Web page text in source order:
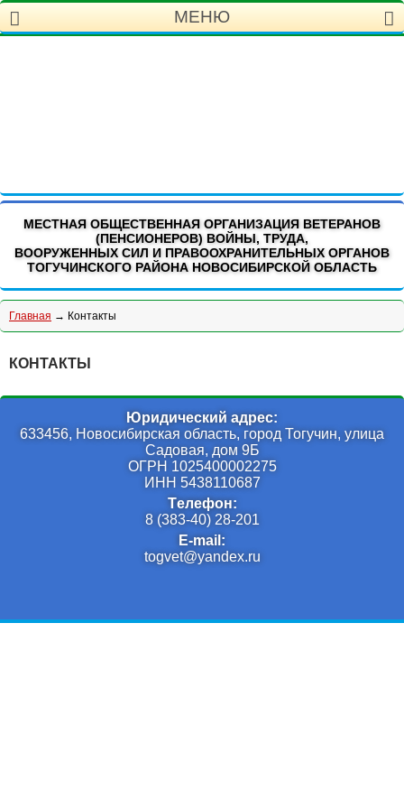
МЕСТНАЯ ОБЩЕСТВЕННАЯ ОРГАНИЗАЦИЯ ВЕТЕРАНОВ
(ПЕНСИОНЕРОВ) ВОЙНЫ, ТРУДА,
ВООРУЖЕННЫХ СИЛ И ПРАВООХРАНИТЕЛЬНЫХ ОРГАНОВ
ТОГУЧИНСКОГО РАЙОНА НОВОСИБИРСКОЙ ОБЛАСТЬ
МЕНЮ
Главная → Контакты
КОНТАКТЫ
Юридический адрес:
633456, Новосибирская область, город Тогучин, улица
Садовая, дом 9Б
ОГРН 1025400002275
ИНН 5438110687
Tелефон:
8 (383-40) 28-201
E-mail:
togvet@yandex.ru